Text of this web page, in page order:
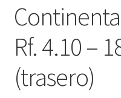
Rf. 4.10 –
(trasero)